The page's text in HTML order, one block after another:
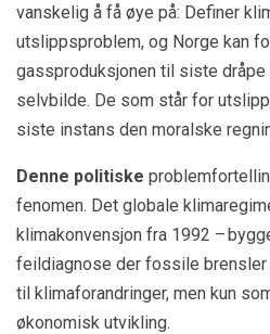
vanskelig å få øye på: Definer
utslippsproblem, og Norge kan
gassproduksjonen til siste
selvbilde. De som står for
siste instans den moralske
Denne politiske
fenomen. Det globale
klimakonvensjon fra 1992 –
feildiagnose der fossile brensler
til klimaforandringer, men kun
økonomisk utvikling.